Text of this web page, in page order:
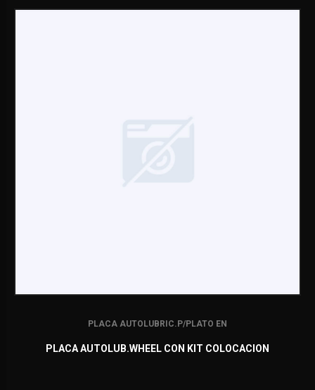
PLACA AUTOLUBRIC.P/PLATO EN
PLACA AUTOLUB.WHEEL CON KIT COLOCACION